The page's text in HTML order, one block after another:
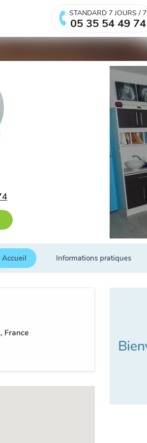
STANDARD 7 JOURS / 7
05 35 54 49 74
Accueil Informations pratiques
France